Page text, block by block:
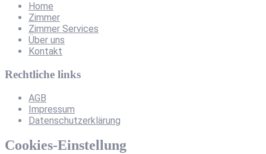
Home
Zimmer
Zimmer Services
Über uns
Kontakt
Rechtliche links
AGB
Impressum
Datenschutzerklärung
Cookies-Einstellung